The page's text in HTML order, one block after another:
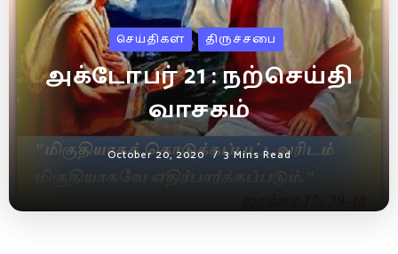
செய்திகள் திருச்சபை
அக்டோபர் 21 : நற்செய்தி
வாசகம்
October 20, 2020 3 Mins Read